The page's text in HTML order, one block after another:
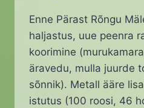
Enne Pärast Rõngu
haljastus, uue peenra
koorimine
äravedu, mulla juurde
sõnnik). Metall ääre
istutus (100 roosi, 46